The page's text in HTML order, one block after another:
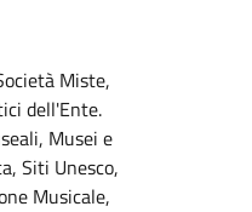
Miste,
dell'Ente.
Musei e
Siti Unesco,
Musicale,